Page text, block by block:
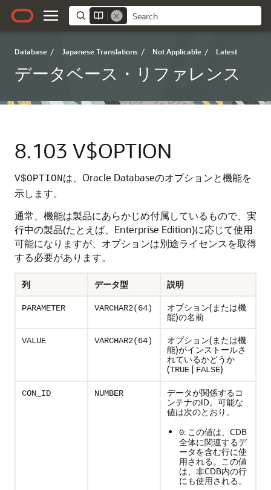
Database / Japanese Translations / Not Applicable / Latest
データベース・リファレンス
8.103 V$OPTION
V$OPTIONは、Oracle Databaseのオプションと機能を
示します。
通常、機能は製品にあらかじめ付属しているもので、実
行中の製品(たとえば、Enterprise Edition)に応じて使用
可能になりますが、オプションは別途ライセンスを取得
する必要があります。
列 データ型 説明
PARAMETER VARCHAR2(64)
オプション(または機
能)の名前
VALUE VARCHAR2(64)
オプション(または機
能)がインストールさ
れているかどうか
(TRUE | FALSE)
CON_ID NUMBER
データが関係するコ
ンテナのID。可能な
値は次のとおり。
0: この値は、CDB
全体に関連するデ
ータを含む行に使
用される。この値
は、非CDB内の行
にも使用される。